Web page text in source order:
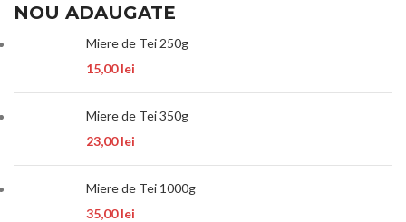
NOU ADAUGATE
Miere de Tei 250g
15,00lei
Miere de Tei 350g
23,00lei
Miere de Tei 1000g
35,00lei